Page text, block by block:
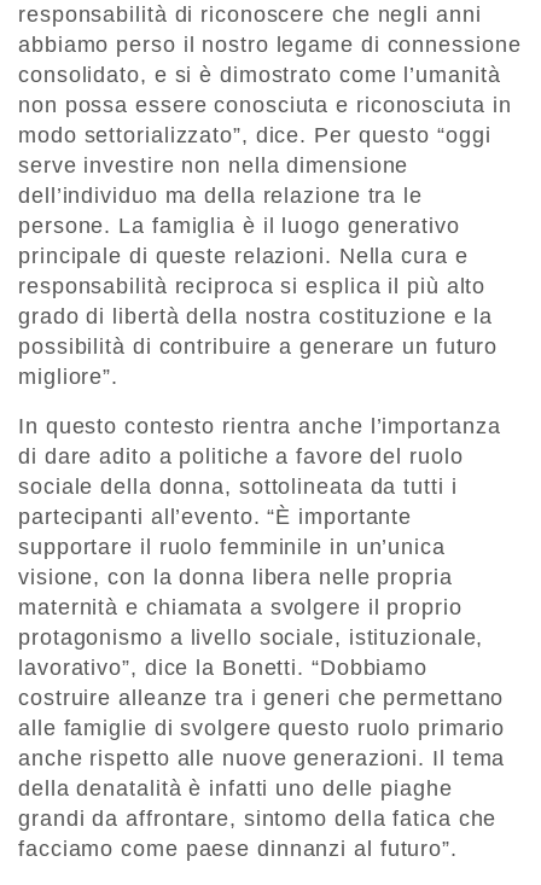
responsabilità di riconoscere che negli anni
abbiamo perso il nostro legame di connessione
consolidato, e si è dimostrato come l’umanità
non possa essere conosciuta e riconosciuta in
modo settorializzato”, dice. Per questo “oggi
serve investire non nella dimensione
dell’individuo ma della relazione tra le
persone. La famiglia è il luogo generativo
principale di queste relazioni. Nella cura e
responsabilità reciproca si esplica il più alto
grado di libertà della nostra costituzione e la
possibilità di contribuire a generare un futuro
migliore”.
In questo contesto rientra anche l’importanza
di dare adito a politiche a favore del ruolo
sociale della donna, sottolineata da tutti i
partecipanti all’evento. “È importante
supportare il ruolo femminile in un’unica
visione, con la donna libera nelle propria
maternità e chiamata a svolgere il proprio
protagonismo a livello sociale, istituzionale,
lavorativo”, dice la Bonetti. “Dobbiamo
costruire alleanze tra i generi che permettano
alle famiglie di svolgere questo ruolo primario
anche rispetto alle nuove generazioni. Il tema
della denatalità è infatti uno delle piaghe
grandi da affrontare, sintomo della fatica che
facciamo come paese dinnanzi al futuro”.